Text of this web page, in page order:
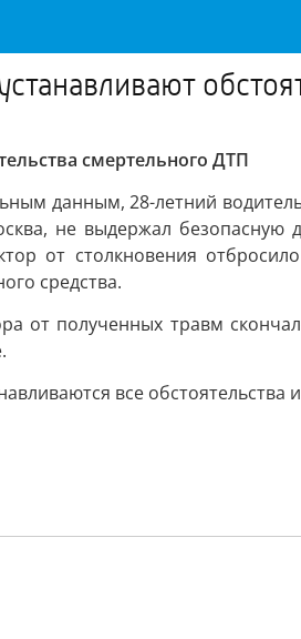
смертельного ДТП
данным, 28-летний
не выдержал
от столкновения
средства.
от полученных травм
все